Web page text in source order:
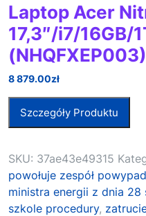
Laptop Acer
17,3″/i7/16GB/
(NHQFXEP003)
8 879.00zł
Szczegóły Produktu
SKU: 37ae43e49315
powołuje zespół
ministra energii z dnia 28
szkole procedury,